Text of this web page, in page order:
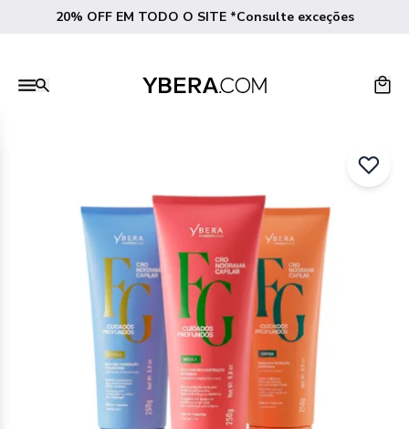
20% OFF EM TODO O SITE *Consulte exceções